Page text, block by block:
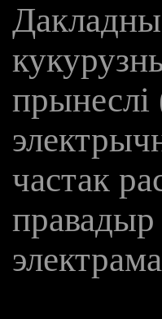
Дакладны
прынеслі
частак
правадыр